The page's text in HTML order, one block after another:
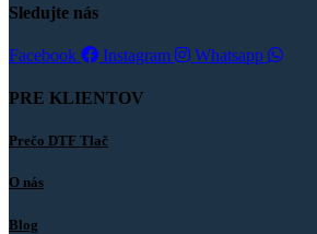
Sledujte nás
Facebook Instagram Whatsapp
PRE KLIENTOV
Prečo DTF Tlač
O nás
Blog